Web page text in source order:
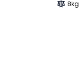
8kg